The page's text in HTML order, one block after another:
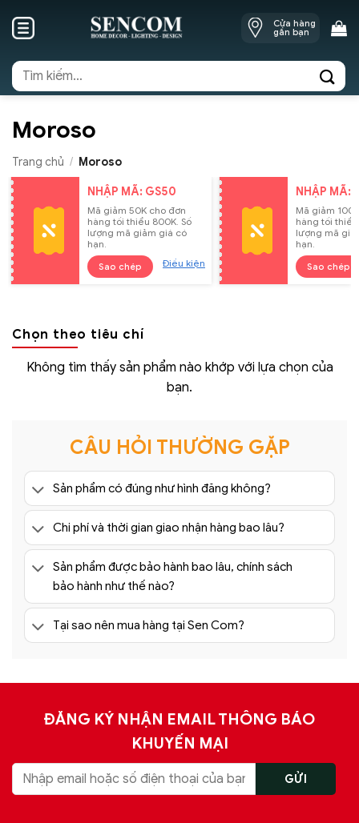
Cửa hàng
gần bạn
Tìm
kiếm:
Moroso
Trang chủ / Moroso
NHẬP MÃ: GS50
Mã giảm 50K cho đơn
hàng tối thiểu 800K. Số
lượng mã giảm giá có
hạn.
Sao chép Điều kiện
NHẬP MÃ:
Mã giảm
hàng tối thiểu
lượng mã
hạn.
Sao chép
Chọn theo tiêu chí
Không tìm thấy sản phẩm nào khớp với lựa chọn của
bạn.
CÂU HỎI THƯỜNG GẶP
Sản phẩm có đúng như hình đăng không?
Chi phí và thời gian giao nhận hàng bao lâu?
Sản phẩm được bảo hành bao lâu, chính sách
bảo hành như thế nào?
Tại sao nên mua hàng tại Sen Com?
ĐĂNG KÝ NHẬN EMAIL THÔNG BÁO
KHUYẾN MẠI